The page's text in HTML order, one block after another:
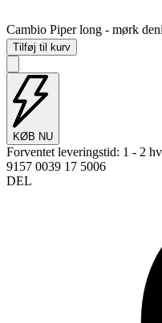
Cambio Piper long - mørk
Tilføj til kurv
KØB NU
Forventet leveringstid: 1 - 2
9157 0039 17 5006
DEL